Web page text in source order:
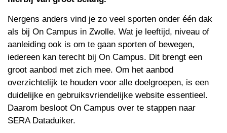
Nergens anders vind je zo veel sporten onder één dak
als bij On Campus in Zwolle. Wat je leeftijd, niveau of
aanleiding ook is om te gaan sporten of bewegen,
iedereen kan terecht bij On Campus. Dit brengt een
groot aanbod met zich mee. Om het aanbod
overzichtelijk te houden voor alle doelgroepen, is een
duidelijke en gebruiksvriendelijke website essentieel.
Daarom besloot On Campus over te stappen naar
SERA Dataduiker.